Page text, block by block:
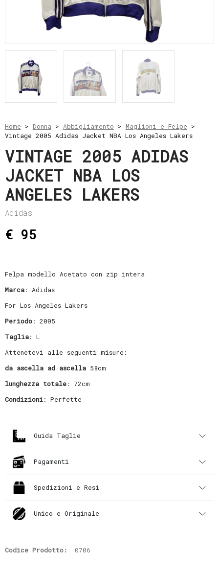
pagamento
Privacy
Policy
Il
Home > Donna > Abbigliamento > Maglioni e Felpe >
Vintage 2005 Adidas Jacket NBA Los Angeles Lakers
VINTAGE 2005 ADIDAS
JACKET NBA LOS
ANGELES LAKERS
Adidas
€ 95
Felpa modello Acetato con zip intera
Marca: Adidas
For Los Angeles Lakers
Periodo: 2005
Taglia: L
Attenetevi alle seguenti misure:
da ascella ad ascella58cm
lunghezza totale: 72cm
Condizioni: Perfette
Guida Taglie
Pagamenti
Spedizioni e Resi
Unico e Originale
Codice Prodotto: 0706